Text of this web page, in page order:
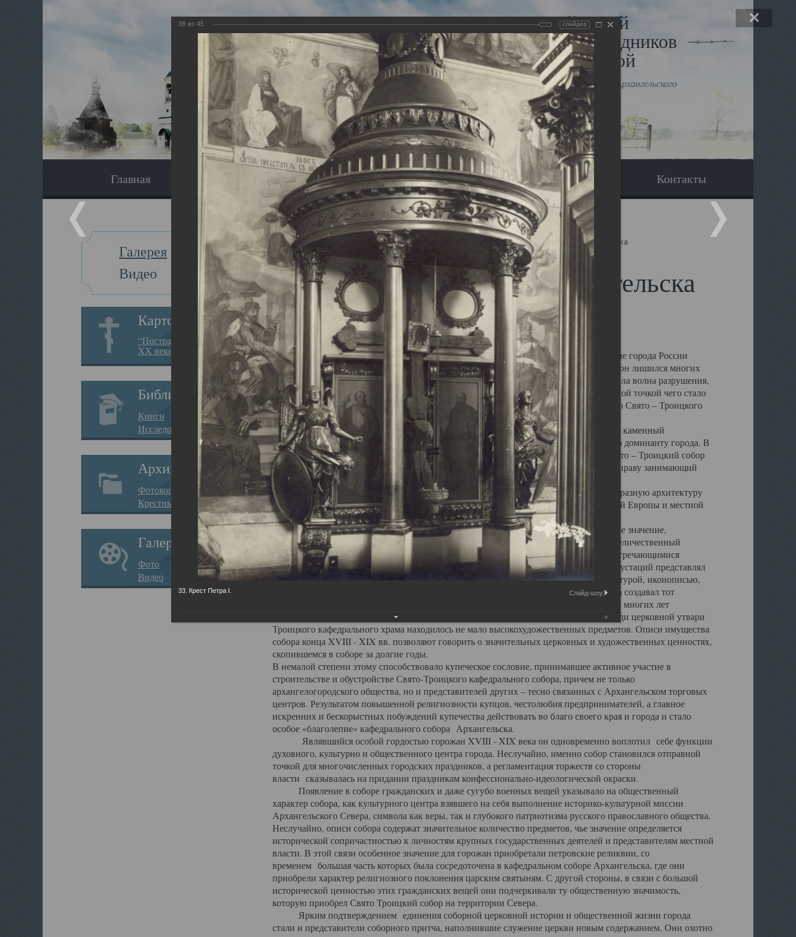
Виртуальный музей
Новомучеников и исповедников
Земли Архангельской
Сайт создан по благословлению митрополита Архангельского
и Холмогорского Даниила
Главная Наследники Галерея Вопрос-ответ Контакты
Галерея
Видео
Картотека
“Пострадавшие за веру в
XX веке на Севере”
Библиотека
Книги
Исследования
Архив
Фотокопии дел
Крестные ходы
Галерея
Фото
Видео
Главная Галерея Храмы-мученики Архангельска Свято-Троицкий собор Архангельска
Свято-Троицкий собор Архангельска
Свято-Троицкий собор Архангельска
23.12.2015
Сегодня мы можем говорить, что Архангельск в большей мере, чем другие губернские города России
пострадал от целенаправленных систематических разрушений, в результате которых он лишился многих
выдающихся памятников архитектуры. Больше всего по старому Архангельску ударила волна разрушения,
вызванная борьбой с религией, набравшая особую силу в конце 20 –х годов. Отправной точкой чего стало
разрушение православного центра архангельской губернии - ансамбля кафедрального Свято – Троицкого
собора Архангельска.
Возникнув в начале XVIII века в центре Архангельска, величественный каменный
двухэтажный Троицкий собор, сразу превратился в зрительную и градостроительную доминанту города. В
XVIII веке по масштабам ему не было равных на Севере. Вплоть до разрушения Свято – Троицкий собор
оставался самым высоким и значительным из городских строений Архангельска, по праву занимающий
второе место, после гостиных дворов, в градостроительной картине Архангельска.
Один из самых больших и светлых соборов России воплотил в себе яркую и своеобразную архитектуру
портового города с отраженными в ней архитектурными течениями России, Западной Европы и местной
архангелогородской школы церковного зодчества.
Масштабность, благолепие и богатство собора, вполне оправдывали его кафедральное значение,
заслуженно выделяя из многочисленных культовых построек города. Обширный и величественный
иконостас украшенный колоннами ионического стиля, с единственными нигде не встречающимися
царскими вратами, изящным фронтоном и множеством резных, символических инкрустаций представлял
собой поистине художественную ценность. В совокупности же с живописью, скульптурой, иконописью,
шитьем, многочисленными предметами церковной утвари интерьер Троицкого храма создавал тот
неповторимый красочный ансамбль декоративного убранства собора, на протяжении многих лет
поражающий воображение своих посетителей. В соборной ризнице, библиотеке, среди церковной утвари
Троицкого кафедрального храма находилось не мало высокохудожественных предметов. Описи имущества
собора конца XVIII - XIX вв. позволяют говорить о значительных церковных и художественных ценностях,
скопившемся в соборе за долгие годы.
В немалой степени этому способствовало купеческое сословие, принимавшее активное участие в
строительстве и обустройстве Свято-Троицкого кафедрального собора, причем не только
архангелогородского общества, но и представителей других – тесно связанных с Архангельском торговых
центров. Результатом повышенной религиозности купцов, честолюбия предпринимателей, а главное
искренних и бескорыстных побуждений купечества действовать во благо своего края и города и стало
особое «благолепие» кафедрального собора Архангельска.
Являвшийся особой гордостью горожан XVIII - XIX века он одновременно воплотил себе функции
духовного, культурно и общественного центра города. Неслучайно, именно собор становился отправной
точкой для многочисленных городских праздников, а регламентация торжеств со стороны
власти сказывалась на придании праздникам конфессионально-идеологической окраски.
Появление в соборе гражданских и даже сугубо военных вещей указывало на общественный
характер собора, как культурного центра взявшего на себя выполнение историко-культурной миссии
Архангельского Севера, символа как веры, так и глубокого патриотизма русского православного общества.
Неслучайно, описи собора содержат значительное количество предметов, чье значение определяется
исторической сопричастностью к личностям крупных государственных деятелей и представителям местной
власти. В этой связи особенное значение для горожан приобретали петровские реликвии, со
временем большая часть которых была сосредоточена в кафедральном соборе Архангельска, где они
приобрели характер религиозного поклонения царским святыням. С другой стороны, в связи с большой
исторической ценностью этих гражданских вещей они подчеркивали ту общественную значимость,
которую приобрел Свято Троицкий собор на территории Севера.
Ярким подтверждением единения соборной церковной истории и общественной жизни города
стали и представители соборного притча, наполнившие служение церкви новым содержанием. Они охотно
38 из 45 слайдер
33. Крест Петра I. Слайд-шоу: